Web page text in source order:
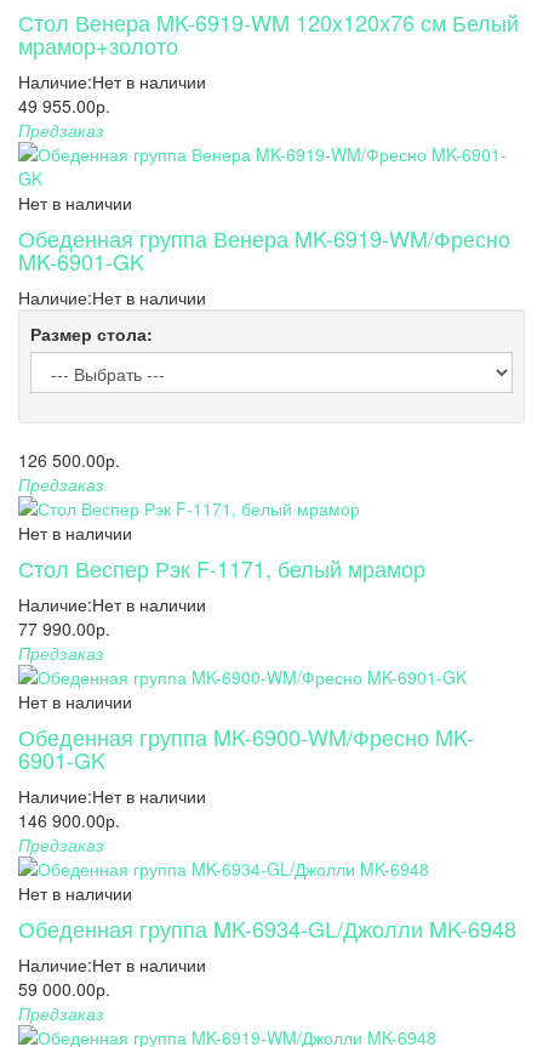
Стол Венера MK-6919-WM 120х120х76 см Белый
мрамор+золото
Наличие:Нет в наличии
49 955.00р.
Предзаказ
Нет в наличии
Обеденная группа Венера MK-6919-WM/Фресно
MK-6901-GK
Наличие:Нет в наличии
Размер стола:
126 500.00р.
Предзаказ
Нет в наличии
Стол Веспер Рэк F-1171, белый мрамор
Наличие:Нет в наличии
77 990.00р.
Предзаказ
Нет в наличии
Обеденная группа MK-6900-WM/Фресно MK-
6901-GK
Наличие:Нет в наличии
146 900.00р.
Предзаказ
Нет в наличии
Обеденная группа MK-6934-GL/Джолли MK-6948
Наличие:Нет в наличии
59 000.00р.
Предзаказ